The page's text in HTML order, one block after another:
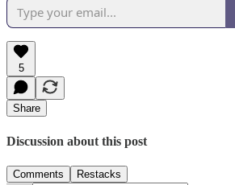
5
Share
Discussion about this post
Comments Restacks